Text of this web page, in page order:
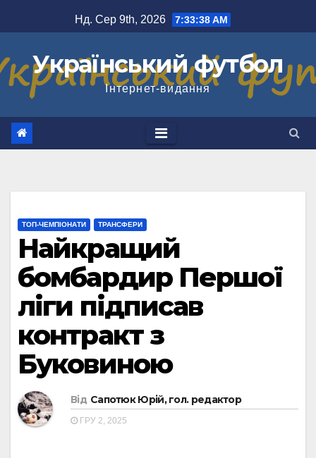
до
Нд. Сер 9th, 2026 7:33:39 AM
Український футбол
Інтернет-видання
ТОП-ЧЕМПІОНАТИ ТРАНСФЕРИ
Найкращий
бомбардир Першої
ліги підписав
контракт з
Буковиною
Від Сапотюк Юрій, гол. редактор
ГРУ 2, 2025